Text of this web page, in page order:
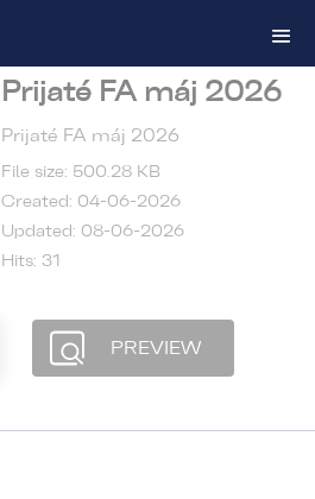
Prijaté FA máj 2026
Prijaté FA máj 2026
File size: 500.28 KB
Created: 04-06-2026
Updated: 08-06-2026
Hits: 31
PREVIEW